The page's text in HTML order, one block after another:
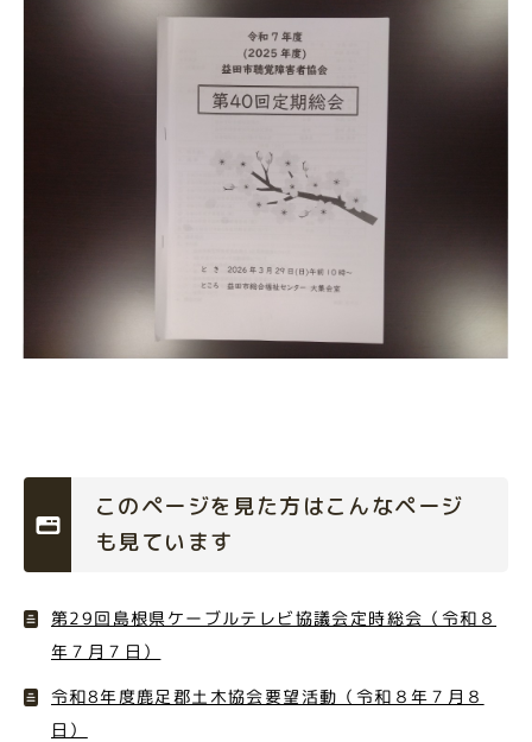
このページを見た方はこんなページ
も見ています
第29回島根県ケーブルテレビ協議会定時総会（令和８
年７月７日）
令和8年度鹿足郡土木協会要望活動（令和８年７月８
日）